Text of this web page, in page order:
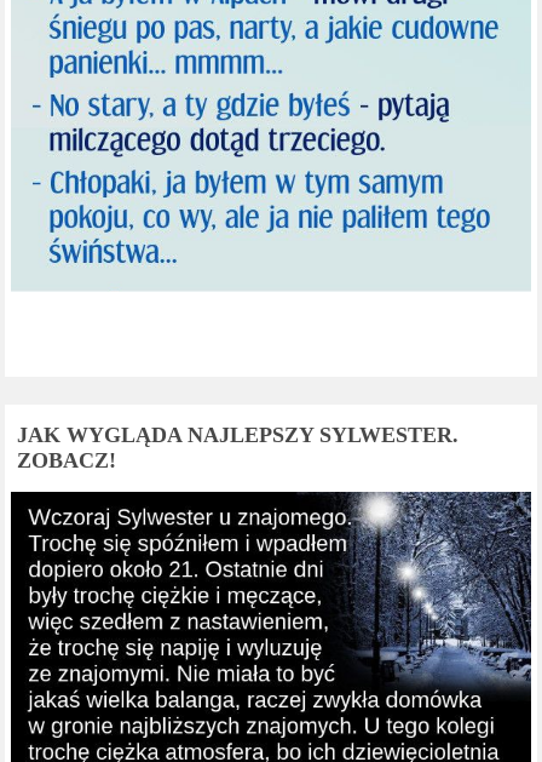
JAK WYGLĄDA NAJLEPSZY SYLWESTER.
ZOBACZ!